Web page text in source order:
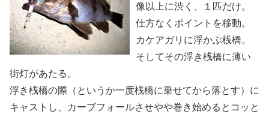
像以上に渋く、１匹だけ。
仕方なくポイントを移動。
カケアガリに浮かぶ桟橋。
そしてその浮き桟橋に薄い
街灯があたる。
浮き桟橋の際（というか一度桟橋に乗せてから落とす）に
キャストし、カーブフォールさせやや巻き始めるとコッと